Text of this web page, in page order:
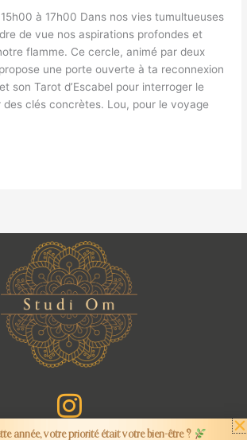
à 17h00 Dans nos vies tumultueuses
de vue nos aspirations profondes et
flamme. Ce cercle, animé par deux
une porte ouverte à ta reconnexion
son Tarot d’Escabel pour interroger le
clés concrètes. Lou, pour le voyage
année, votre priorité était votre bien-être ?